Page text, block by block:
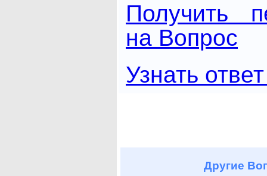
Получить
на Вопрос
Узнать
Другие